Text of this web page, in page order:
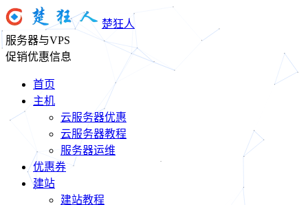
楚狂人
服务器与VPS
促销优惠信息
首页
主机
云服务器优惠
云服务器教程
服务器运维
优惠券
建站
建站教程